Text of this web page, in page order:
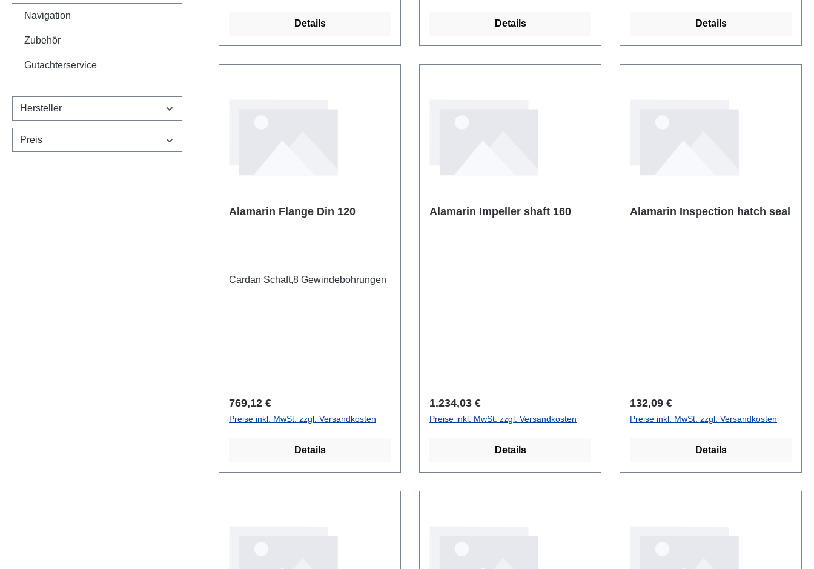
Navigation
Zubehör
Gutachterservice
Hersteller
Preis
Details Details Details
Alamarin Flange Din 120
Cardan Schaft,8 Gewindebohrungen
Regulärer Preis:
769,12 €
Preise inkl. MwSt. zzgl. Versandkosten
Details
Alamarin Impeller shaft 160
Regulärer Preis:
1.234,03 €
Preise inkl. MwSt. zzgl. Versandkosten
Details
Alamarin Inspection hatch seal
Regulärer Preis:
132,09 €
Preise inkl. MwSt. zzgl. Versandkosten
Details